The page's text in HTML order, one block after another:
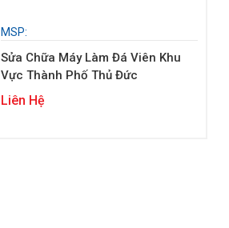
MSP:
Sửa Chữa Máy Làm Đá Viên Khu
Vực Thành Phố Thủ Đức
Liên Hệ